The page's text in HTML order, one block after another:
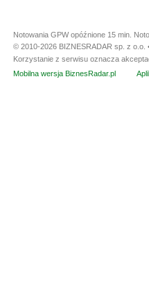
Notowania GPW opóźnione 15 min.
© 2010-2026 BIZNESRADAR sp. z
Korzystanie z serwisu oznacza
Mobilna wersja BiznesRadar.pl